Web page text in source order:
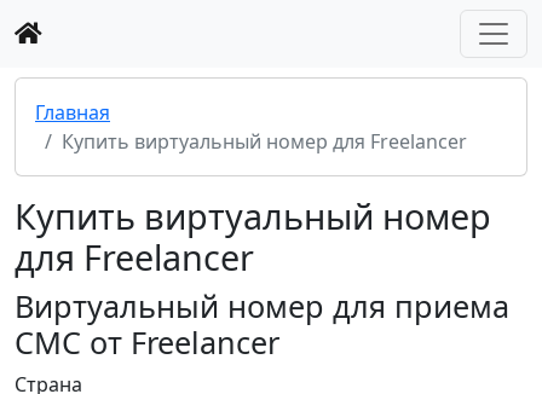
Главная
Купить виртуальный номер для Freelancer
Купить виртуальный номер
для Freelancer
Виртуальный номер для приема
СМС от Freelancer
Страна